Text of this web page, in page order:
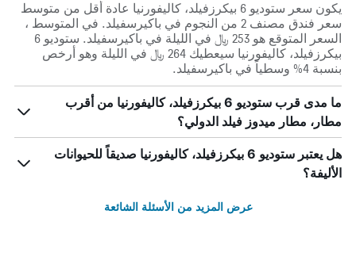
يكون سعر ستوديو 6 بيكرزفيلد، كاليفورنيا عادة أقل من متوسط ​​
سعر فندق مصنف 2 من النجوم في باكيرسفيلد. في المتوسط ،
السعر المتوقع هو 253 ﷼ في الليلة في باكيرسفيلد. ستوديو 6
بيكرزفيلد، كاليفورنيا سيعطيك 264 ﷼ في الليلة وهو أرخص
بنسبة 4% وسطياً في باكيرسفيلد.
ما مدى قرب ستوديو 6 بيكرزفيلد، كاليفورنيا من أقرب
مطار، مطار ميدوز فيلد الدولي؟
هل يعتبر ستوديو 6 بيكرزفيلد، كاليفورنيا صديقاً للحيوانات
الأليفة؟
عرض المزيد من الأسئلة الشائعة